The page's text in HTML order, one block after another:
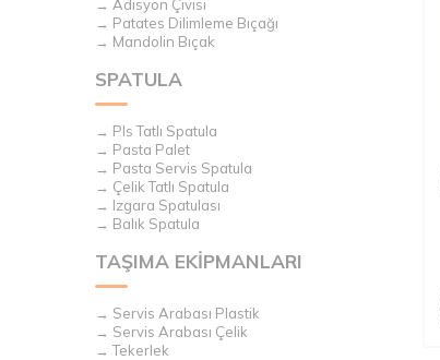
→ Adisyon Çivisi
→ Patates Dilimleme Bıçağı
→ Mandolin Bıçak
SPATULA
→ Pls Tatlı Spatula
→ Pasta Palet
→ Pasta Servis Spatula
→ Çelik Tatlı Spatula
→ Izgara Spatulası
→ Balık Spatula
TAŞIMA EKİPMANLARI
→ Servis Arabası Plastik
→ Servis Arabası Çelik
→ Tekerlek